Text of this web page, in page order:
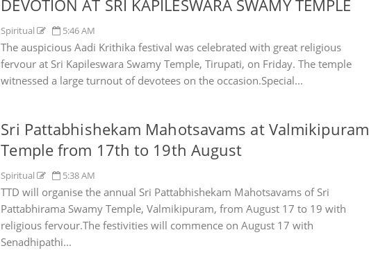
DEVOTION AT SRI KAPILESWARA SWAMY TEMPLE
Spiritual 5:46 AM
The auspicious Aadi Krithika festival was celebrated with great religious
fervour at Sri Kapileswara Swamy Temple, Tirupati, on Friday. The temple
witnessed a large turnout of devotees on the occasion.Special...
Sri Pattabhishekam Mahotsavams at Valmikipuram
Temple from 17th to 19th August
Spiritual 5:38 AM
TTD will organise the annual Sri Pattabhishekam Mahotsavams of Sri
Pattabhirama Swamy Temple, Valmikipuram, from August 17 to 19 with
religious fervour.The festivities will commence on August 17 with
Senadhipathi...